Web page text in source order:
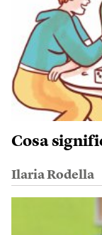
Cosa
Ilaria Rodella